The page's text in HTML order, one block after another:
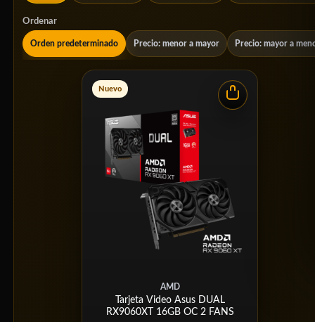
Ordenar
Orden predeterminado Precio: menor a mayor Precio: mayor a
Nuevo
AMD
Tarjeta Video Asus DUAL
RX9060XT 16GB OC 2 FANS